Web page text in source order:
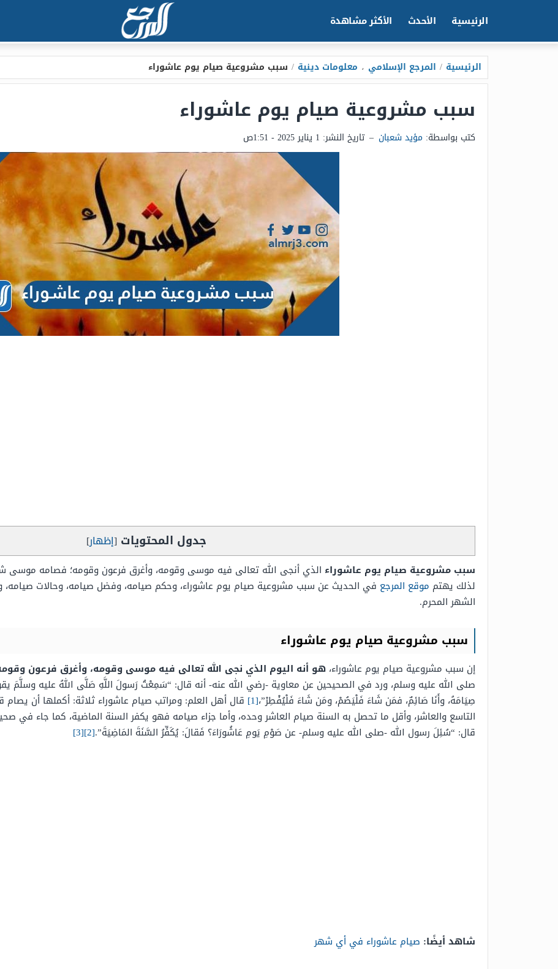
الرئيسية الأحدث الأكثر مشاهدة
الرئيسية / المرجع الإسلامي ، معلومات دينية / سبب مشروعية صيام يوم عاشوراء
سبب مشروعية صيام يوم عاشوراء
كتب بواسطة: مؤيد شعبان – تاريخ النشر: 1 يناير 2025 - 1:51ص
جدول المحتويات [إظهار]
سبب مشروعية صيام يوم عاشوراء الذي أنجى الله تعالى فيه موسى وقومه، وأغرق فرعون وقومه؛ فصامه موسى
لذلك يهتم موقع المرجع في الحديث عن سبب مشروعية صيام يوم عاشوراء، وحكم صيامه، وفضل صيامه، وحالات
الشهر المحرم.
سبب مشروعية صيام يوم عاشوراء
إن سبب مشروعية صيام يوم عاشوراء، هو أنه اليوم الذي نجى الله تعالى فيه موسى وقومه، وأغرق فرعون
صلى الله عليه وسلم، ورد في الصحيحين عن معاوية -رضي الله عنه- أنه قال: “سَمِعْتُ رَسولَ اللَّهِ صَلَّى اللهُ عليه وسلَّمَ
صِيَامَهُ، وأَنَا صَائِمٌ، فمَن شَاءَ فَلْيَصُمْ، ومَن شَاءَ فَلْيُفْطِرْ”،[1]
قال أهل العلم: ومراتب صيام عاشوراء ثلاثة: أكملها أن
التاسع والعاشر، وأقل ما تحصل به السنة صيام العاشر وحده، وأما جزاء صيامه فهو يكفر السنة الماضية، كما جاء في
قال: “سُئِلَ رسول الله -صلى الله عليه وسلم- عن صَوْمِ يَومِ عَاشُورَاءَ؟ فَقالَ: يُكَفِّرُ السَّنَةَ المَاضِيَةَ”.[2]
[3]
شاهد أيضًا: صيام عاشوراء في أي شهر